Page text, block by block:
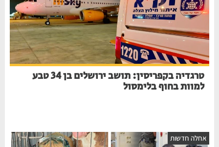
טרגדיה בקפריסין: תושב ירושלים בן 34 טבע
למוות בחוף בלימסול
חדשות